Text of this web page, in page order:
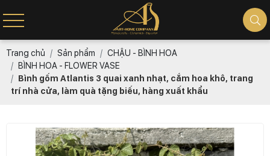
Trang chủ Sản phẩm
CHẬU - BÌNH HOA
BÌNH HOA - FLOWER VASE
Bình gốm Atlantis 3 quai xanh nhạt, cắm hoa khô, trang
trí nhà cửa, làm quà tặng biếu, hàng xuất khẩu